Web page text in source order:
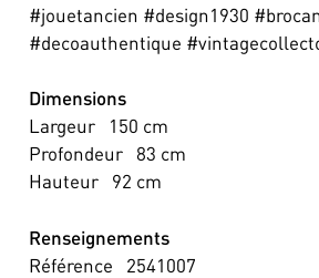
#jouetancien #design1930
#decoauthentique
Dimensions
Largeur
150 cm
Profondeur
83 cm
Hauteur
92 cm
Renseignements
Référence
2541007